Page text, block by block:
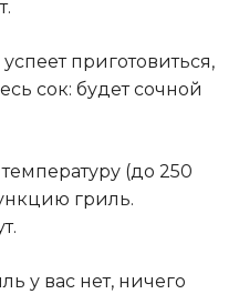
приготовиться,
сок: будет сочной
(до 250
гриль.
у вас нет, ничего